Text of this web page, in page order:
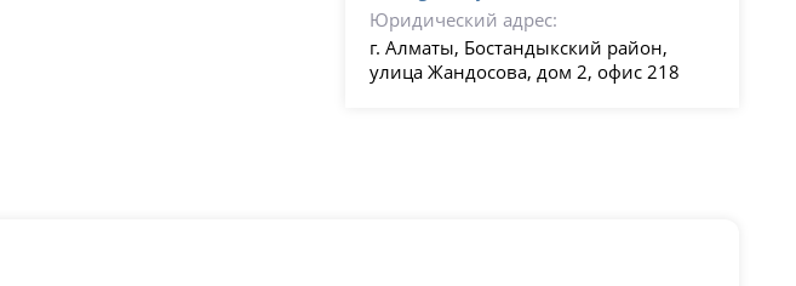
Юридический адрес:
г. Алматы, Бостандыкский район,
улица Жандосова, дом 2, офис 218